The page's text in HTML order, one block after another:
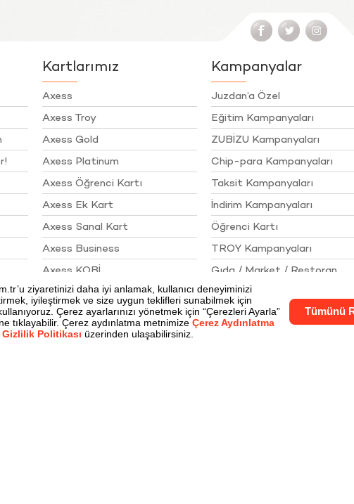
Kartlarımız
Axess
Axess Troy
Axess Gold
Axess Platinum
Axess Öğrenci Kartı
Axess Ek Kart
Axess Sanal Kart
Axess Business
Axess KOBİ
Kampanyalar
Juzdan’a Özel
Eğitim Kampanyaları
ZUBİZU Kampanyaları
Chip-para Kampanyaları
Taksit Kampanyaları
İndirim Kampanyaları
Öğrenci Kartı
TROY Kampanyaları
Gıda / Market / Restoran
Akaryakıt / Otomotiv
Giyim / Kozmetik / Aksesuar